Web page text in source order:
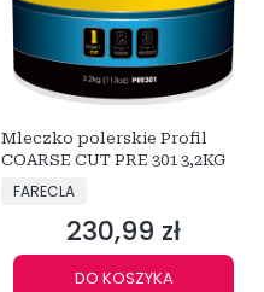
Mleczko polerskie Profil
COARSE CUT PRE 301 3,2KG
PRODUCENT
FARECLA
Cena
230,99 zł
DO KOSZYKA